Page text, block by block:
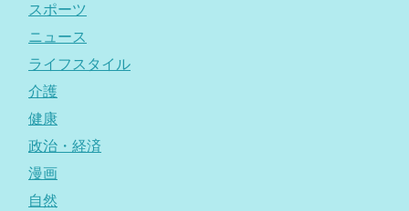
スポーツ
ニュース
ライフスタイル
介護
健康
政治・経済
漫画
自然